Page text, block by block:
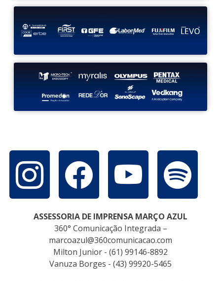
ASSESSORIA DE IMPRENSA MARÇO AZUL
360° Comunicação Integrada –
marcoazul@360comunicacao.com
Milton Junior - (61) 99146-8892
Vanuza Borges - (43) 99920-5465